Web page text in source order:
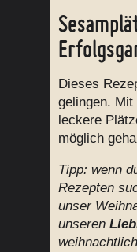
Dieses
gelingen.
leckere
möglich
Tipp: wenn
Rezepten
unser
unseren